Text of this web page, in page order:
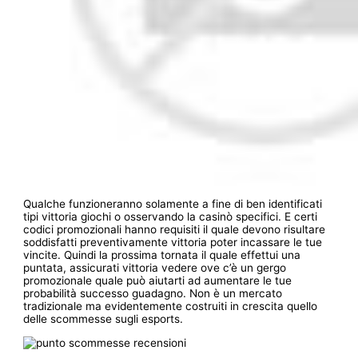
Qualche funzioneranno solamente a fine di ben identificati
tipi vittoria giochi o osservando la casinò specifici. E certi
codici promozionali hanno requisiti il quale devono risultare
soddisfatti preventivamente vittoria poter incassare le tue
vincite. Quindi la prossima tornata il quale effettui una
puntata, assicurati vittoria vedere ove c’è un gergo
promozionale quale può aiutarti ad aumentare le tue
probabilità successo guadagno. Non è un mercato
tradizionale ma evidentemente costruiti in crescita quello
delle scommesse sugli esports.